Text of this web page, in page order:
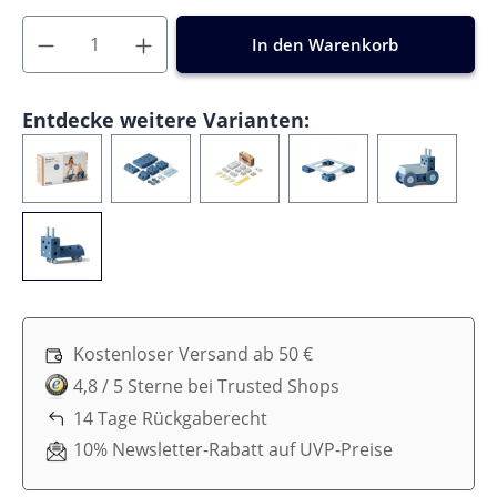
In den Warenkorb
Entdecke weitere Varianten:
Kostenloser Versand ab 50 €
4,8 / 5 Sterne bei Trusted Shops
14 Tage Rückgaberecht
10% Newsletter-Rabatt auf UVP-Preise